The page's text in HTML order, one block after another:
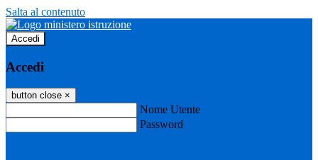
Salta al contenuto
Accedi
Accedi
button close ×
Nome Utente
Password